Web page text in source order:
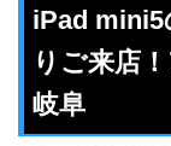
iPad mini5
りご来店
岐阜